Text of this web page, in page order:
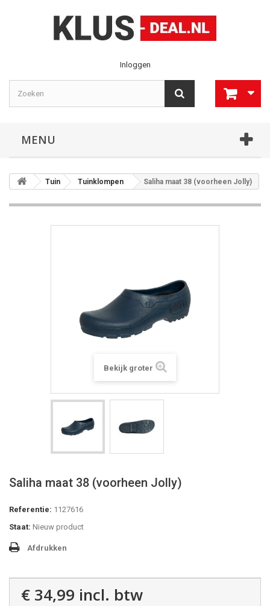
Inloggen
MENU
Tuin Tuinklompen Saliha maat 38 (voorheen Jolly)
Bekijk groter
Saliha maat 38 (voorheen Jolly)
Referentie: 1127616
Staat: Nieuw product
Afdrukken
€ 34,99 incl. btw